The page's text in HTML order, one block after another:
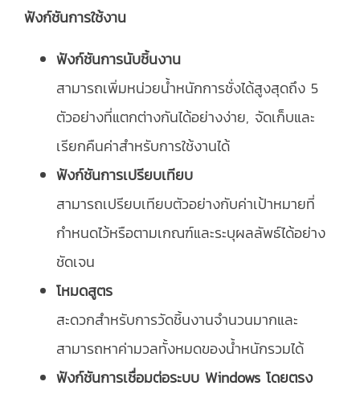
ฟังก์ชันการใช้งาน
ฟังก์ชันการนับชิ้นงาน
สามารถเพิ่มหน่วยน้ำหนักการชั่งได้สูงสุดถึง 5
ตัวอย่างที่แตกต่างกันได้อย่างง่าย, จัดเก็บและ
เรียกคืนค่าสำหรับการใช้งานได้
ฟังก์ชันการเปรียบเทียบ
สามารถเปรียบเทียบตัวอย่างกับค่าเป้าหมายที่
กำหนดไว้หรือตามเกณฑ์และระบุผลลัพธ์ได้อย่าง
ชัดเจน
โหมดสูตร
สะดวกสำหรับการวัดชิ้นงานจำนวนมากและ
สามารถหาค่ามวลทั้งหมดของน้ำหนักรวมได้
ฟังก์ชันการเชื่อมต่อระบบ Windows โดยตรง